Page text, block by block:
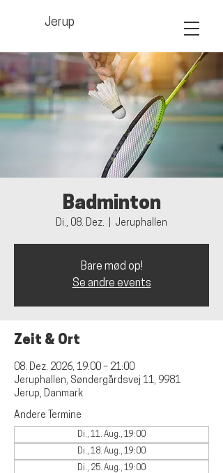
Jerup
Badminton
Di., 08. Dez. Jeruphallen
Bare mød op!
Se andre events
Zeit & Ort
08. Dez. 2026, 19:00 – 21:00
Jeruphallen, Søndergårdsvej 11, 9981
Jerup, Danmark
Andere Termine
Di., 11. Aug., 19:00
Di., 18. Aug., 19:00
Di., 25. Aug., 19:00